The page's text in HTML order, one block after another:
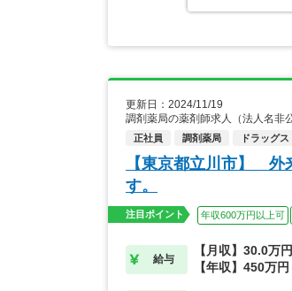
更新日：2024/11/19
調剤薬局の薬剤師求人（法人名
正社員 調剤薬局 ドラッグス
【東京都立川市】 外
す。
注目ポイント 年収600万円以上可
給与
【月収】30.0万
【年収】450万